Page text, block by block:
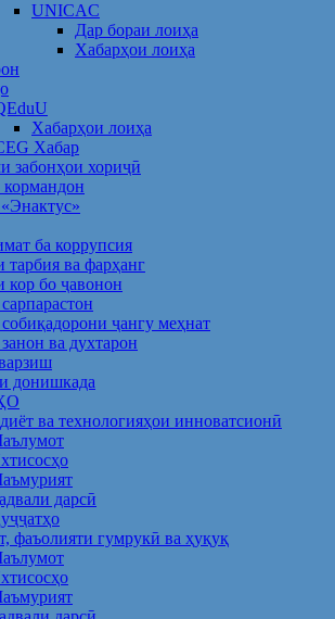
UNICAC
Дар бораи лоиҳа
Хабарҳои лоиҳа
Хабарҳои лоиҳа
Хабар
забонҳои хориҷӣ
ба коррупсия
ва фарҳанг
бо ҷавонон
ҷангу меҳнат
ва духтарон
донишкада
ва технологияҳои инноватсионӣ
дарсӣ
фаъолияти гумрукӣ ва ҳуқуқ